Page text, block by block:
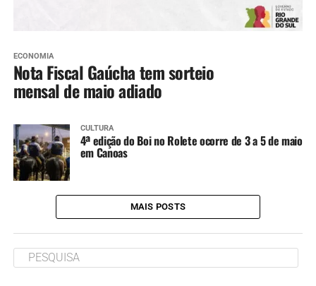
ECONOMIA
Nota Fiscal Gaúcha tem sorteio
mensal de maio adiado
CULTURA
4ª edição do Boi no Rolete ocorre de 3 a 5 de maio
em Canoas
MAIS POSTS